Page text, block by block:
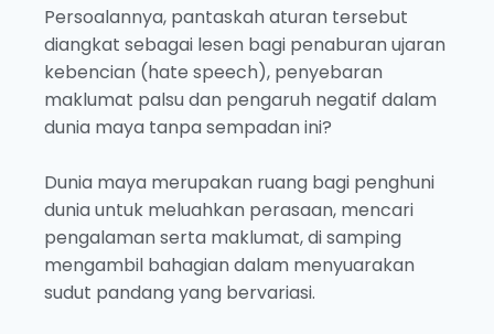
Persoalannya, pantaskah aturan tersebut
diangkat sebagai lesen bagi penaburan ujaran
kebencian (hate speech), penyebaran
maklumat palsu dan pengaruh negatif dalam
dunia maya tanpa sempadan ini?
Dunia maya merupakan ruang bagi penghuni
dunia untuk meluahkan perasaan, mencari
pengalaman serta maklumat, di samping
mengambil bahagian dalam menyuarakan
sudut pandang yang bervariasi.